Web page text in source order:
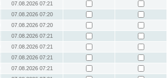
07.08.2026 07:21
07.08.2026 07:20
07.08.2026 07:20
07.08.2026 07:21
07.08.2026 07:21
07.08.2026 07:21
07.08.2026 07:21